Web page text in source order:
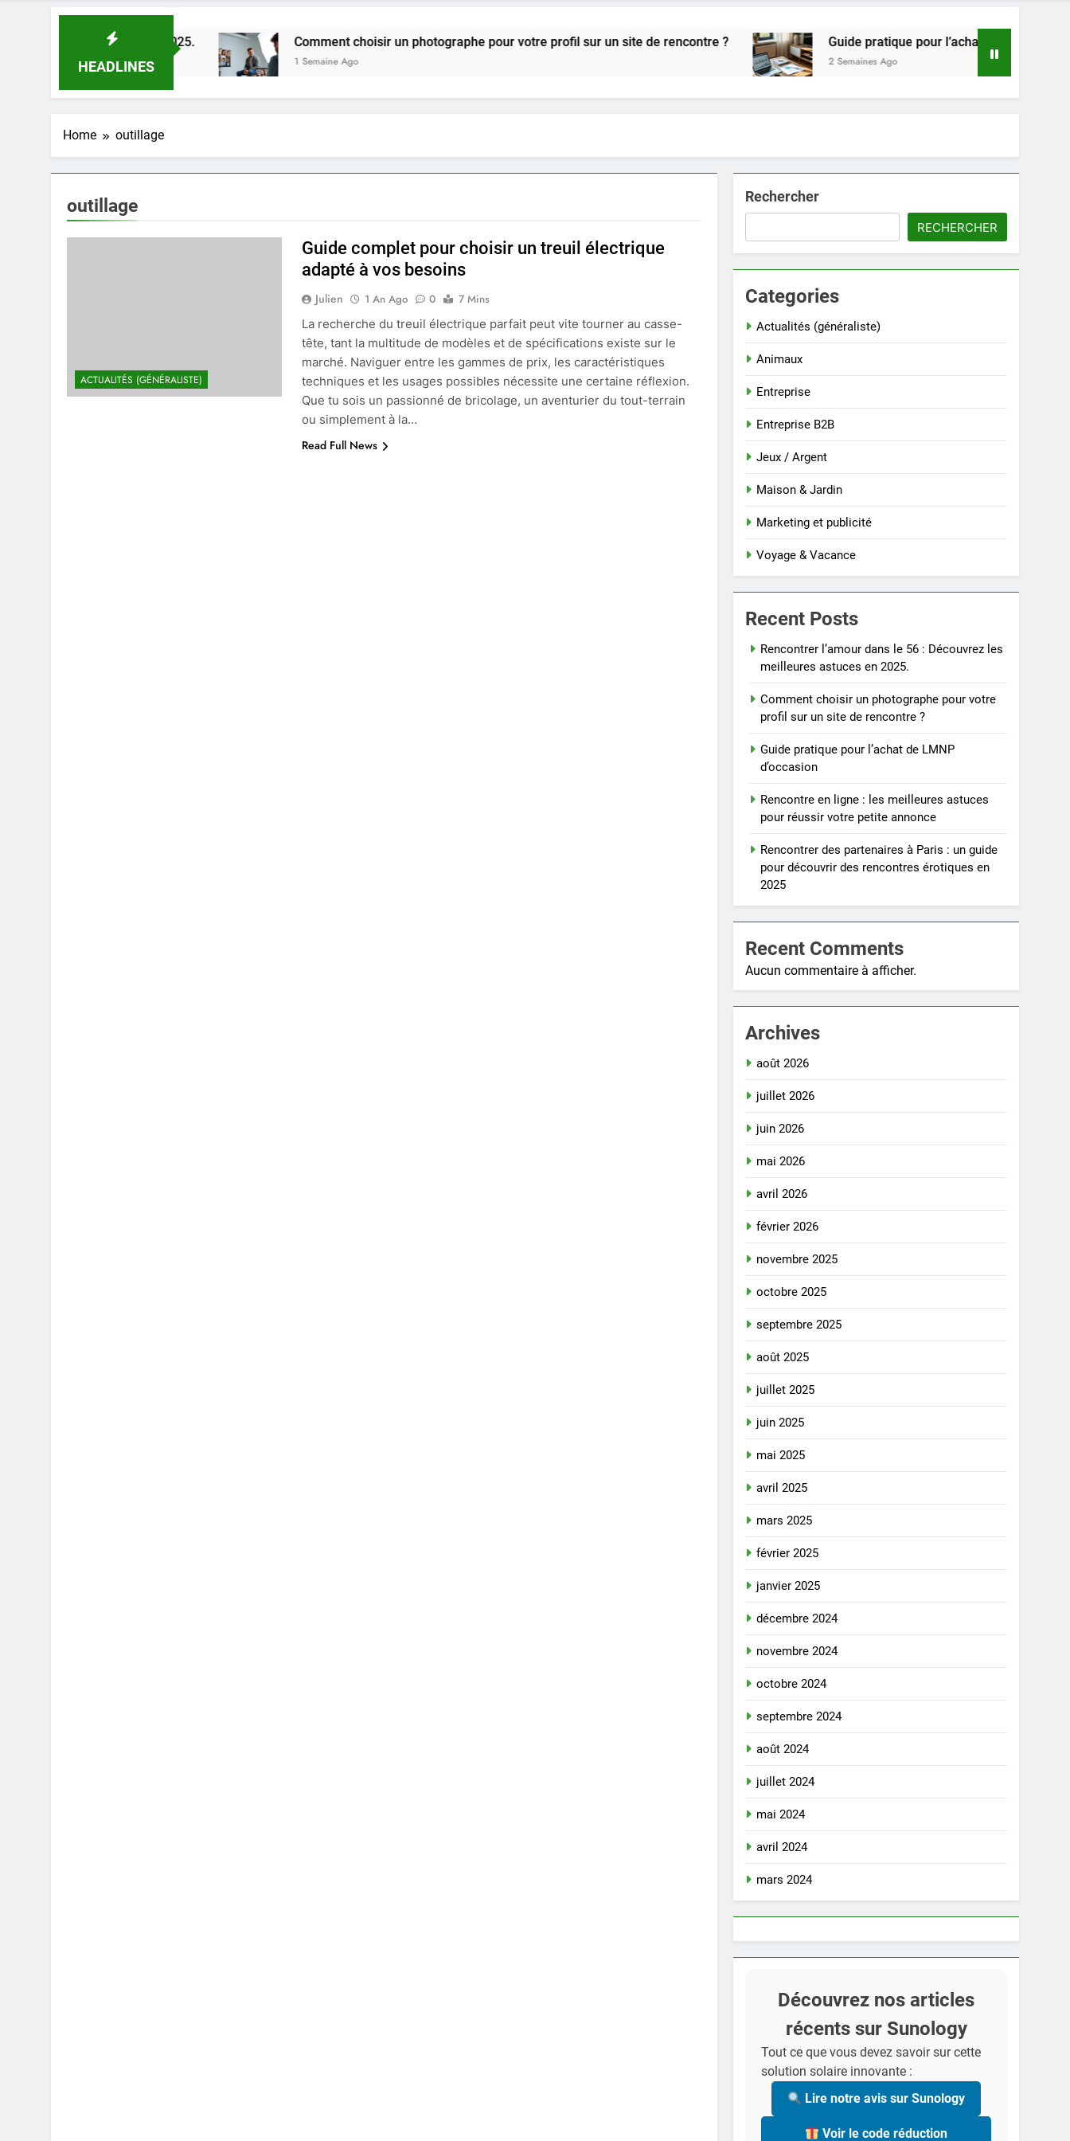
HEADLINES
astuces en 2025. Comment choisir un photographe pour votre profil sur un site de rencontre ?
1 Semaine Ago
Guide pratique pour l’achat de LMNP d’occasion
2 Semaines Ago
Home outillage
outillage
ACTUALITÉS (GÉNÉRALISTE)
Guide complet pour choisir un treuil électrique
adapté à vos besoins
Julien 1 An Ago 0
7 Mins
La recherche du treuil électrique parfait peut vite tourner au casse-
tête, tant la multitude de modèles et de spécifications existe sur le
marché. Naviguer entre les gammes de prix, les caractéristiques
techniques et les usages possibles nécessite une certaine réflexion.
Que tu sois un passionné de bricolage, un aventurier du tout-terrain
ou simplement à la…
Read Full News
Rechercher
RECHERCHER
Categories
Actualités (généraliste)
Animaux
Entreprise
Entreprise B2B
Jeux / Argent
Maison & Jardin
Marketing et publicité
Voyage & Vacance
Recent Posts
Rencontrer l’amour dans le 56 : Découvrez les
meilleures astuces en 2025.
Comment choisir un photographe pour votre
profil sur un site de rencontre ?
Guide pratique pour l’achat de LMNP
d’occasion
Rencontre en ligne : les meilleures astuces
pour réussir votre petite annonce
Rencontrer des partenaires à Paris : un guide
pour découvrir des rencontres érotiques en
2025
Recent Comments
Aucun commentaire à afficher.
Archives
août 2026
juillet 2026
juin 2026
mai 2026
avril 2026
février 2026
novembre 2025
octobre 2025
septembre 2025
août 2025
juillet 2025
juin 2025
mai 2025
avril 2025
mars 2025
février 2025
janvier 2025
décembre 2024
novembre 2024
octobre 2024
septembre 2024
août 2024
juillet 2024
mai 2024
avril 2024
mars 2024
Découvrez nos articles
récents sur Sunology
Tout ce que vous devez savoir sur cette
solution solaire innovante :
Lire notre avis sur Sunology
Voir le code réduction